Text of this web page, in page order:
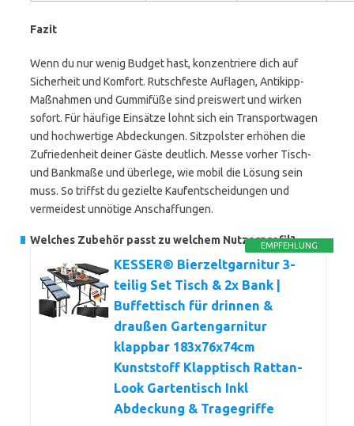
Fazit
Wenn du nur wenig Budget hast, konzentriere dich auf
Sicherheit und Komfort. Rutschfeste Auflagen, Antikipp-
Maßnahmen und Gummifüße sind preiswert und wirken
sofort. Für häufige Einsätze lohnt sich ein Transportwagen
und hochwertige Abdeckungen. Sitzpolster erhöhen die
Zufriedenheit deiner Gäste deutlich. Messe vorher Tisch-
und Bankmaße und überlege, wie mobil die Lösung sein
muss. So triffst du gezielte Kaufentscheidungen und
vermeidest unnötige Anschaffungen.
Welches Zubehör passt zu welchem Nutzerprofil?
EMPFEHLUNG
KESSER® Bierzeltgarnitur 3-
teilig Set Tisch & 2x Bank |
Buffettisch für drinnen &
draußen Gartengarnitur
klappbar 183x76x74cm
Kunststoff Klapptisch Rattan-
Look Gartentisch Inkl
Abdeckung & Tragegriffe